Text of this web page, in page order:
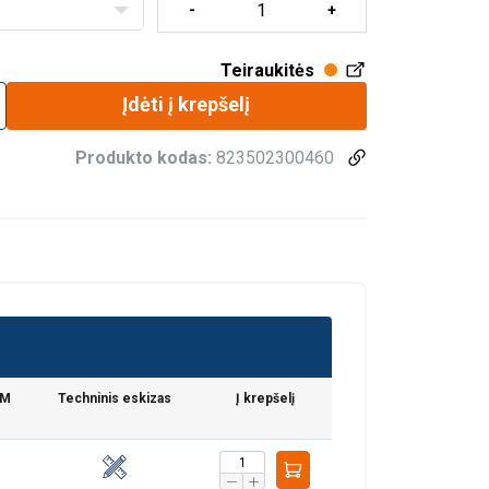
Teiraukitės
Įdėti į krepšelį
Produkto kodas: 823502300460
Techninis eskizas Į krepšelį
pat dalijamės
kurie gali
jų